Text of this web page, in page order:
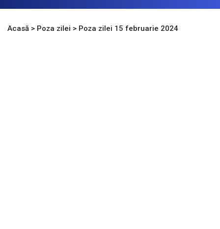
Acasă > Poza zilei > Poza zilei 15 februarie 2024